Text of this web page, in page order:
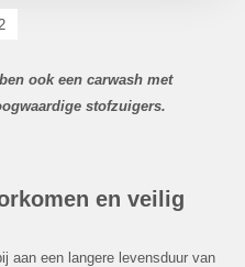
ook een carwash met
stofzuigers.
en veilig
aan een langere levensduur van